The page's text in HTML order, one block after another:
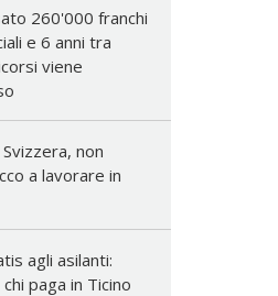
260'000 franchi
e 6 anni tra
viene
non
a lavorare in
agli asilanti:
paga in Ticino